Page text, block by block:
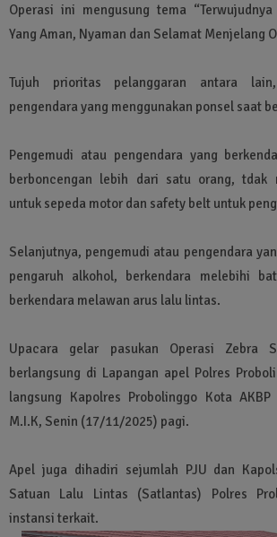
Operasi ini mengusung tema
Yang Aman, Nyaman dan Selamat Menjelang
Tujuh prioritas pelanggaran antara
pengendara yang menggunakan ponsel saat
Pengemudi atau pengendara yang
berboncengan lebih dari satu orang, tdak
untuk sepeda motor dan safety belt untuk
Selanjutnya, pengemudi atau pengendara
pengaruh alkohol, berkendara melebihi
berkendara melawan arus lalu lintas.
Upacara gelar pasukan Operasi Zebra
berlangsung di Lapangan apel Polres
langsung Kapolres Probolinggo Kota
M.I.K, Senin (17/11/2025) pagi.
Apel juga dihadiri sejumlah PJU dan
Satuan Lalu Lintas (Satlantas) Polres
instansi terkait.